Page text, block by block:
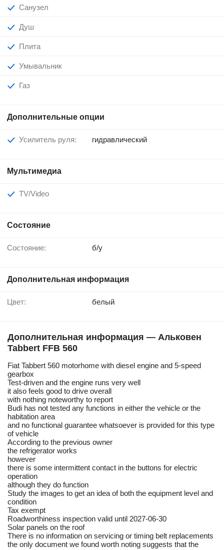
Санузел
Душ
Плита
Умывальник
Газ
Дополнительные опции
Усилитель руля: гидравлический
Мультимедиа
TV/Video
Состояние
Состояние: б/у
Дополнительная информация
Цвет: белый
Дополнительная информация — Альковен
Tabbert FFB 560
Fiat Tabbert 560 motorhome with diesel engine and 5-speed
gearbox
Test-driven and the engine runs very well
it also feels good to drive overall
with nothing noteworthy to report
Budi has not tested any functions in either the vehicle or the
habitation area
and no functional guarantee whatsoever is provided for this type
of vehicle
According to the previous owner
the refrigerator works
however
there is some intermittent contact in the buttons for electric
operation
although they do function
Study the images to get an idea of both the equipment level and
condition
Tax exempt
Roadworthiness inspection valid until 2027-06-30
Solar panels on the roof
There is no information on servicing or timing belt replacements
the only document we found worth noting suggests that the